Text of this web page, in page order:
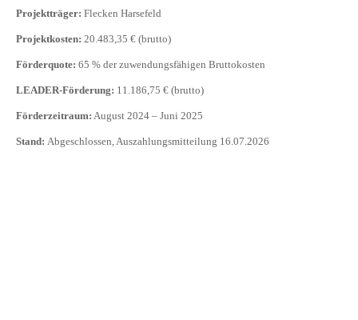
Projektträger: Flecken Harsefeld
Projektkosten: 20.483,35 € (brutto)
Förderquote: 65 % der zuwendungsfähigen Bruttokosten
LEADER-Förderung: 11.186,75 € (brutto)
Förderzeitraum: August 2024 – Juni 2025
Stand: Abgeschlossen, Auszahlungsmitteilung 16.07.2026